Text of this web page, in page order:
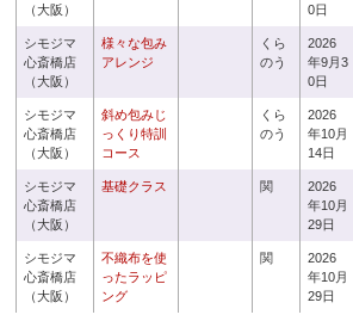
（大阪）
0日
シモジマ
心斎橋店
（大阪）
様々な包み
アレンジ
くら
のう
2026
年9月3
0日
シモジマ
心斎橋店
（大阪）
斜め包みじ
っくり特訓
コース
くら
のう
2026
年10月
14日
シモジマ
心斎橋店
（大阪）
基礎クラス 関
2026
年10月
29日
シモジマ
心斎橋店
（大阪）
不織布を使
ったラッピ
ング
関
2026
年10月
29日